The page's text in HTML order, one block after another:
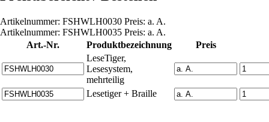
Artikelnummer: FSHWLH0030 Preis: a. A.
Artikelnummer: FSHWLH0035 Preis: a. A.
Art.-Nr.
Produktbezeichnung
Preis
LeseTiger,
Lesesystem,
mehrteilig
Lesetiger + Braille